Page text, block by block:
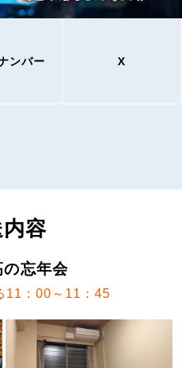
ンバー X
容
忘年会
11：00～11：45